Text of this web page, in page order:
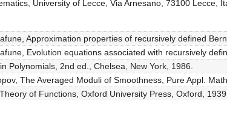
University of Lecce, Via Arnesano, 73100 Lecce,
Approximation properties of recursively defined
Evolution equations associated with recursively
Polynomials, 2nd ed., Chelsea, New York, 1986.
The Averaged Moduli of Smoothness, Pure Appl.
of Functions, Oxford University Press, Oxford, 1939.